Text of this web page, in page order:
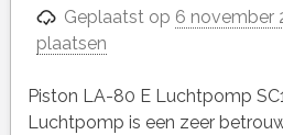
Geplaatst op 6 november
plaatsen
Piston LA-80 E Luchtpomp
Luchtpomp is een zeer